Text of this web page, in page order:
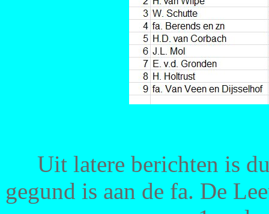
Uit latere berichten is
gegund is aan de fa. De